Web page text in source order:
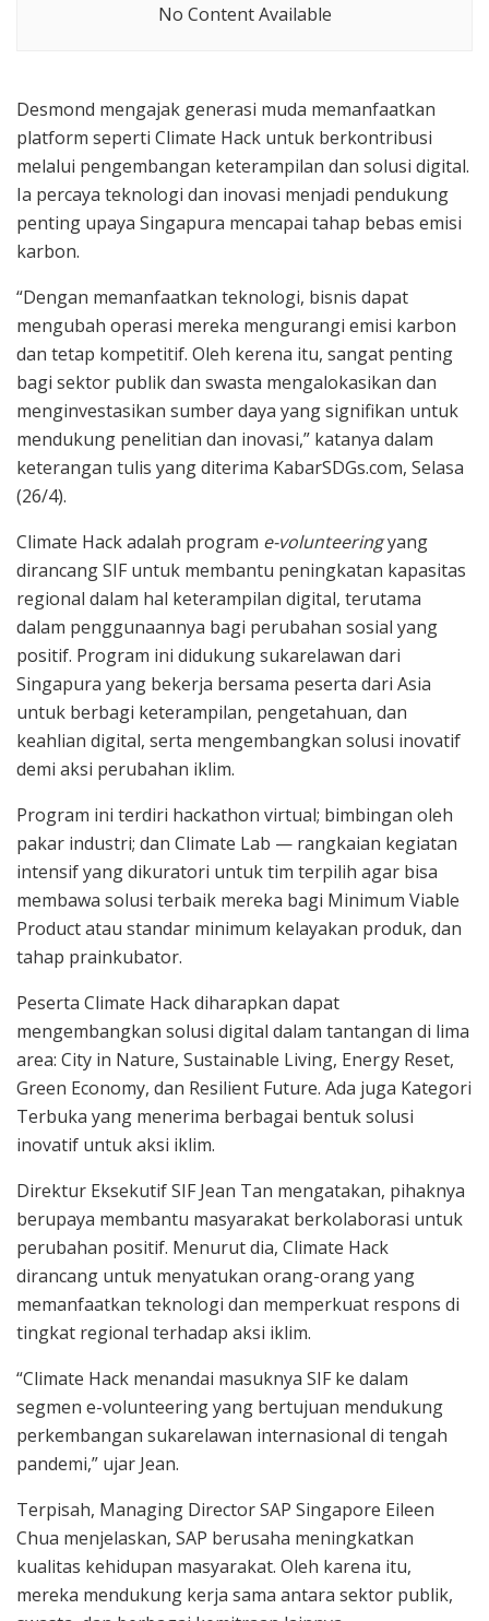
No Content Available
Desmond mengajak generasi muda memanfaatkan
platform seperti Climate Hack untuk berkontribusi
melalui pengembangan keterampilan dan solusi digital.
Ia percaya teknologi dan inovasi menjadi pendukung
penting upaya Singapura mencapai tahap bebas emisi
karbon.
“Dengan memanfaatkan teknologi, bisnis dapat
mengubah operasi mereka mengurangi emisi karbon
dan tetap kompetitif. Oleh kerena itu, sangat penting
bagi sektor publik dan swasta mengalokasikan dan
menginvestasikan sumber daya yang signifikan untuk
mendukung penelitian dan inovasi,” katanya dalam
keterangan tulis yang diterima KabarSDGs.com, Selasa
(26/4).
Climate Hack adalah program e-volunteeringyang
dirancang SIF untuk membantu peningkatan kapasitas
regional dalam hal keterampilan digital, terutama
dalam penggunaannya bagi perubahan sosial yang
positif. Program ini didukung sukarelawan dari
Singapura yang bekerja bersama peserta dari Asia
untuk berbagi keterampilan, pengetahuan, dan
keahlian digital, serta mengembangkan solusi inovatif
demi aksi perubahan iklim.
Program ini terdiri hackathon virtual; bimbingan oleh
pakar industri; dan Climate Lab — rangkaian kegiatan
intensif yang dikuratori untuk tim terpilih agar bisa
membawa solusi terbaik mereka bagi Minimum Viable
Product atau standar minimum kelayakan produk, dan
tahap prainkubator.
Peserta Climate Hack diharapkan dapat
mengembangkan solusi digital dalam tantangan di lima
area: City in Nature, Sustainable Living, Energy Reset,
Green Economy, dan Resilient Future. Ada juga Kategori
Terbuka yang menerima berbagai bentuk solusi
inovatif untuk aksi iklim.
Direktur Eksekutif SIF Jean Tan mengatakan, pihaknya
berupaya membantu masyarakat berkolaborasi untuk
perubahan positif. Menurut dia, Climate Hack
dirancang untuk menyatukan orang-orang yang
memanfaatkan teknologi dan memperkuat respons di
tingkat regional terhadap aksi iklim.
“Climate Hack menandai masuknya SIF ke dalam
segmen e-volunteering yang bertujuan mendukung
perkembangan sukarelawan internasional di tengah
pandemi,” ujar Jean.
Terpisah, Managing Director SAP Singapore Eileen
Chua menjelaskan, SAP berusaha meningkatkan
kualitas kehidupan masyarakat. Oleh karena itu,
mereka mendukung kerja sama antara sektor publik,